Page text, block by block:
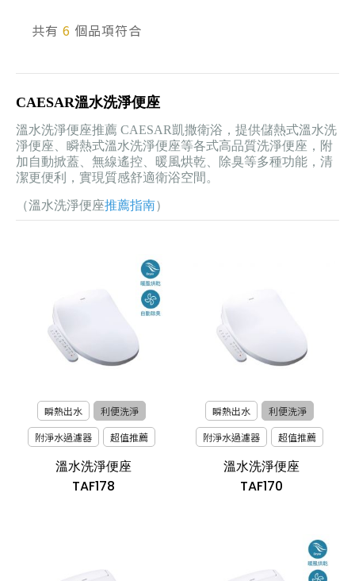
搜尋產品
共有 6 個品項符合
CAESAR溫水洗淨便座
溫水洗淨便座推薦 CAESAR凱撒衛浴，提供儲熱式溫水洗
淨便座、瞬熱式溫水洗淨便座等各式高品質洗淨便座，附
加自動掀蓋、無線遙控、暖風烘乾、除臭等多種功能，清
潔更便利，實現質感舒適衛浴空間。
（溫水洗淨便座推薦指南）
瞬熱出水
利便洗淨
附淨水過濾器
超值推薦
溫水洗淨便座
TAF178
瞬熱出水
利便洗淨
附淨水過濾器
超值推薦
溫水洗淨便座
TAF170